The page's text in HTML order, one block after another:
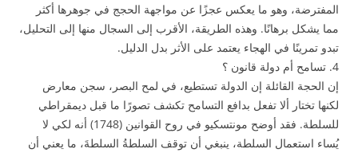
المفترضة، وهو ما يعكس عجزًا عن مواجهة الحجج في جوهرها أكثر
مما يشكل برهانًا. وهذه الطريقة، الأقرب إلى السجال منها إلى التحليل،
تبدو تمرينًا في الهجاء يعتمد على الأثر بدل الدليل.
4. تسامح أم دولة قانون ؟
إن الحجة القائلة إن الدولة تستطيع، في لمح البصر، سجن معارض
لكنها تختار ألا تفعل بدافع التسامح تكشف تصورًا ما قبل ديمقراطي
للسلطة. فقد أوضح مونتسكيو في روح القوانين (1748) أنه لكي لا
يُساء استعمال السلطة، ينبغي أن توقف السلطةُ السلطةَ، ما يعني أن